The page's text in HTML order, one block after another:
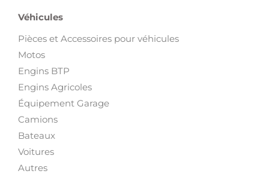
Véhicules
Pièces et Accessoires pour véhicules
Motos
Engins BTP
Engins Agricoles
Équipement Garage
Camions
Bateaux
Voitures
Autres